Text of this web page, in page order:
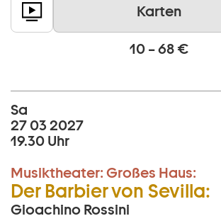
Karten
10 – 68 €
Sa
27 03 2027
19.30 Uhr
Musiktheater: Großes Haus:
Der Barbier von Sevilla:
Gioachino Rossini